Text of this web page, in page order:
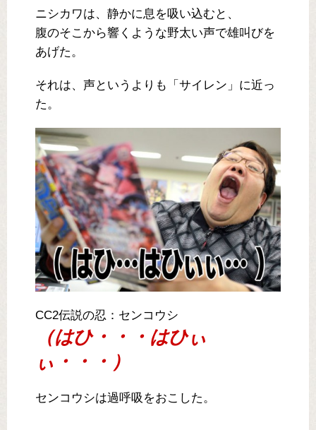
ニシカワは、静かに息を吸い込むと、
腹のそこから響くような野太い声で雄叫びを
あげた。
それは、声というよりも「サイレン」に近っ
た。
CC2伝説の忍：センコウシ
（はひ・・・はひぃ
ぃ・・・）
センコウシは過呼吸をおこした。